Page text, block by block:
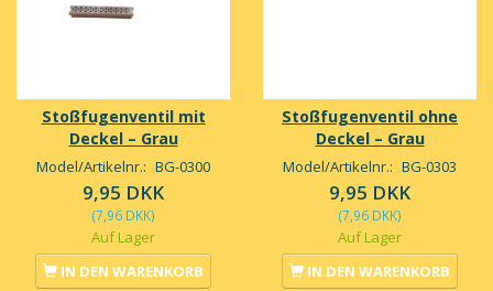
Stoßfugenventil mit
Deckel – Grau
Model/Artikelnr.: BG-0300
9,95 DKK
(7,96 DKK)
Auf Lager
IN DEN WARENKORB
Stoßfugenventil ohne
Deckel – Grau
Model/Artikelnr.: BG-0303
9,95 DKK
(7,96 DKK)
Auf Lager
IN DEN WARENKORB